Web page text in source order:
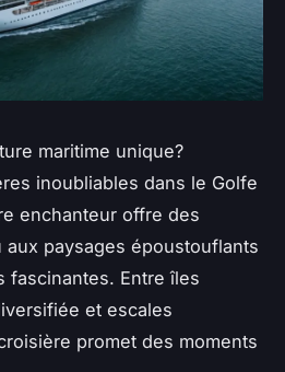
maritime unique?
inoubliables dans le Golfe
enchanteur offre des
paysages époustouflants
fascinantes. Entre îles
et escales
promet des moments